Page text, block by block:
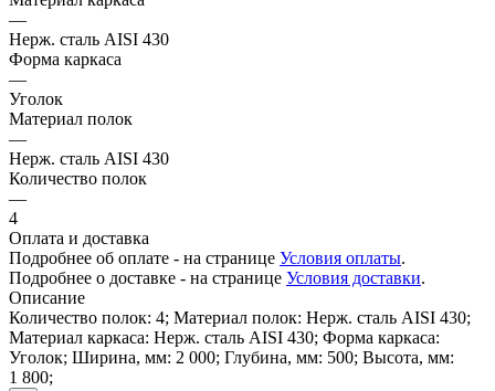
—
Нерж. сталь AISI 430
Форма каркаса
—
Уголок
Материал полок
—
Нерж. сталь AISI 430
Количество полок
—
4
Оплата и доставка
Подробнее об оплате - на странице Условия оплаты.
Подробнее о доставке - на странице Условия доставки.
Описание
Количество полок: 4; Материал полок: Нерж. сталь AISI 430;
Материал каркаса: Нерж. сталь AISI 430; Форма каркаса:
Уголок; Ширина, мм: 2 000; Глубина, мм: 500; Высота, мм:
1 800;